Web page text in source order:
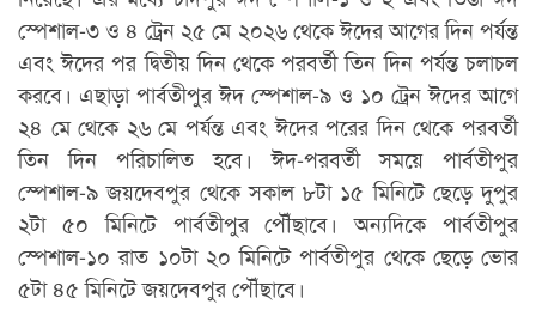
স্পেশাল-৩ ও ৪ ট্রেন ২৫ মে ২০২৬ থেকে ঈদের আগের দিন পর্যন্ত
এবং ঈদের পর দ্বিতীয় দিন থেকে পরবর্তী তিন দিন পর্যন্ত চলাচল
করবে। এছাড়া পার্বতীপুর ঈদ স্পেশাল-৯ ও ১০ ট্রেন ঈদের আগে
২৪ মে থেকে ২৬ মে পর্যন্ত এবং ঈদের পরের দিন থেকে পরবর্তী
তিন দিন পরিচালিত হবে। ঈদ-পরবর্তী সময়ে পার্বতীপুর
স্পেশাল-৯ জয়দেবপুর থেকে সকাল ৮টা ১৫ মিনিটে ছেড়ে দুপুর
২টা ৫০ মিনিটে পার্বতীপুর পৌঁছাবে। অন্যদিকে পার্বতীপুর
স্পেশাল-১০ রাত ১০টা ২০ মিনিটে পার্বতীপুর থেকে ছেড়ে ভোর
৫টা ৪৫ মিনিটে জয়দেবপুর পৌঁছাবে।